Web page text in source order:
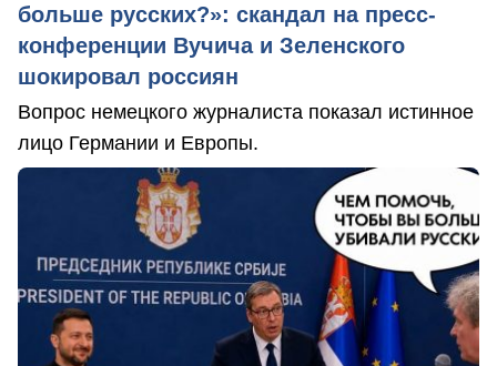
больше русских?»: скандал на пресс-
конференции Вучича и Зеленского
шокировал россиян
Вопрос немецкого журналиста показал истинное
лицо Германии и Европы.